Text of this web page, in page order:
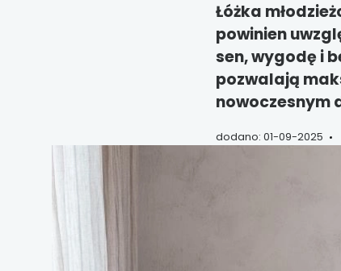
Łóżka
powinien
sen, wygodę i
pozwalają
nowoczesnym
dodano: 01-09-2025